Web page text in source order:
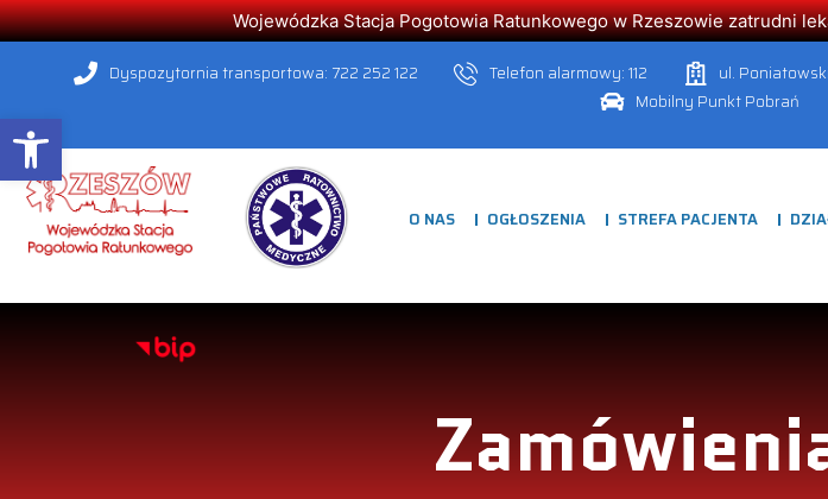
Open toolbar
Wojewódzka Stacja Pogotowia Ratunkowego w Rzeszowie zatrudni
Dyspozytornia transportowa: 722 252 122 Telefon alarmowy: 112 ul.
Mobilny Punkt Pobrań
O NAS OGŁOSZENIA STREFA PACJENTA